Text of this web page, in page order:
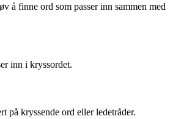
å finne ord som passer inn sammen med
inn i kryssordet.
på kryssende ord eller ledetråder.